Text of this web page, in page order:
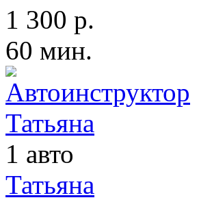
1 300 р.
60 мин.
1 авто
Татьяна